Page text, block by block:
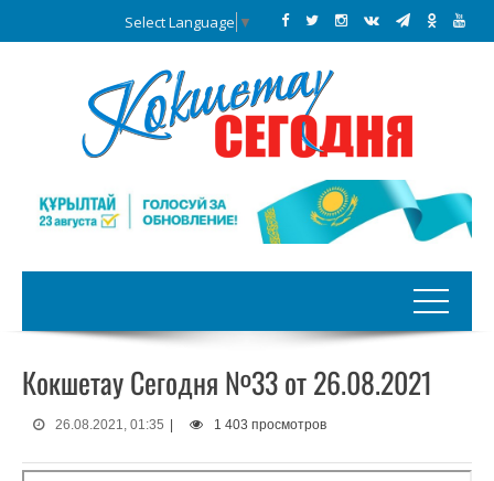
Select Language ▼
Кокшетау Сегодня №33 от 26.08.2021
26.08.2021, 01:35 1 403 просмотров